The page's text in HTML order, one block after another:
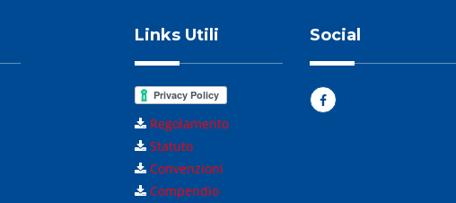
Links Utili
Regolamento
Statuto
Convenzioni
Compendio
Social